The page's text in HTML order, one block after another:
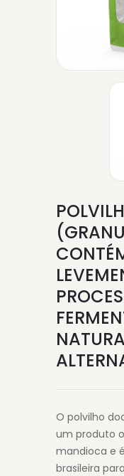
O polvilho
um produto
mandioca e
brasileira